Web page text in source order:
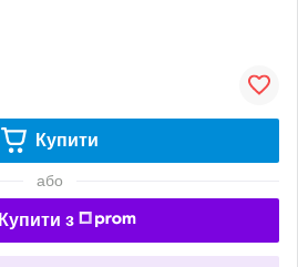
Купити
або
Купити з